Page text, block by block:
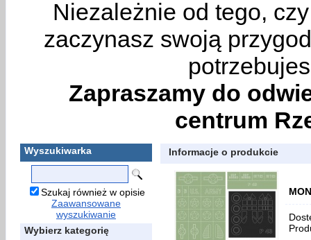
Niezależnie od tego,
zaczynasz swoją
Zapraszamy do
centrum
Wyszukiwarka
Szukaj również w opisie
Zaawansowane
wyszukiwanie
Wybierz kategorię
Informacje o produkcie